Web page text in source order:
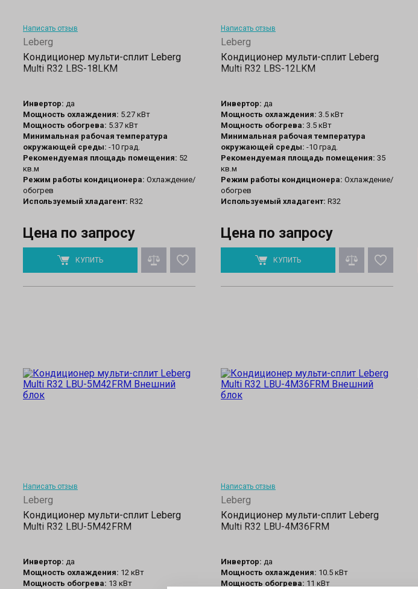
Написать отзыв
Leberg
Кондиционер мульти-сплит Leberg
Multi R32 LBS-18LKM
Инвертор: да
Мощность охлаждения: 5.27 кВт
Мощность обогрева: 5.37 кВт
Минимальная рабочая температура
окружающей среды: -10 град.
Рекомендуемая площадь помещения: 52
кв.м
Режим работы кондиционера: Охлаждение/
обогрев
Используемый хладагент: R32
Цена по запросу
КУПИТЬ
Написать отзыв
Leberg
Кондиционер мульти-сплит Leberg
Multi R32 LBS-12LKM
Инвертор: да
Мощность охлаждения: 3.5 кВт
Мощность обогрева: 3.5 кВт
Минимальная рабочая температура
окружающей среды: -10 град.
Рекомендуемая площадь помещения: 35
кв.м
Режим работы кондиционера: Охлаждение/
обогрев
Используемый хладагент: R32
Цена по запросу
КУПИТЬ
Написать отзыв
Leberg
Кондиционер мульти-сплит Leberg
Multi R32 LBU-5M42FRM
Инвертор: да
Мощность охлаждения: 12 кВт
Мощность обогрева: 13 кВт
Написать отзыв
Leberg
Кондиционер мульти-сплит Leberg
Multi R32 LBU-4M36FRM
Инвертор: да
Мощность охлаждения: 10.5 кВт
Мощность обогрева: 11 кВт